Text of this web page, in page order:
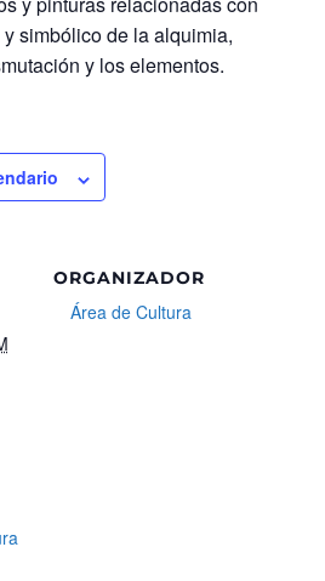
simbólico de la alquimia,
y los elementos.
ORGANIZADOR
Área de Cultura